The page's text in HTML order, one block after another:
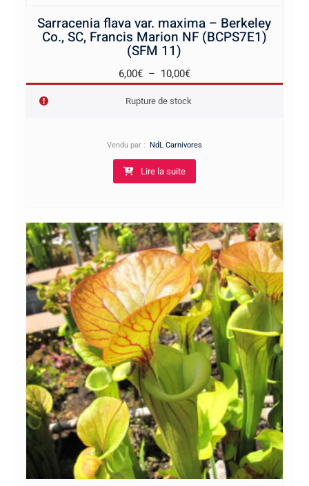
Sarracenia flava var. maxima – Berkeley
Co., SC, Francis Marion NF (BCPS7E1)
(SFM 11)
6,00€ – 10,00€Plage
à
10,00€
Rupture de stock
Vendu par : NdL Carnivores
Lire la suite